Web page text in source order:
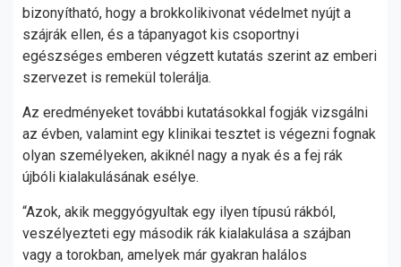
bizonyítható, hogy a brokkolikivonat védelmet nyújt a
szájrák ellen, és a tápanyagot kis csoportnyi
egészséges emberen végzett kutatás szerint az emberi
szervezet is remekül tolerálja.
Az eredményeket további kutatásokkal fogják vizsgálni
az évben, valamint egy klinikai tesztet is végezni fognak
olyan személyeken, akiknél nagy a nyak és a fej rák
újbóli kialakulásának esélye.
“Azok, akik meggyógyultak egy ilyen típusú rákból,
veszélyezteti egy második rák kialakulása a szájban
vagy a torokban, amelyek már gyakran halálos